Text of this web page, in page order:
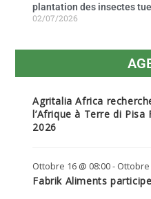
plantation des insectes
02/07/2026
Agritalia Africa
l’Afrique à Terre di
2026
Ottobre 16 @ 08:00- Ottobre
Fabrik Aliments